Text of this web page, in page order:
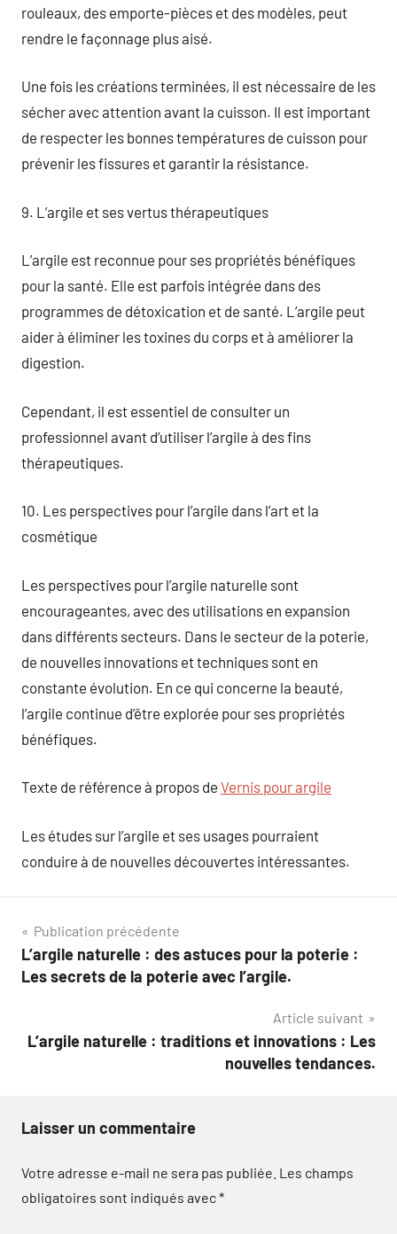
rouleaux, des emporte-pièces et des modèles, peut
rendre le façonnage plus aisé.
Une fois les créations terminées, il est nécessaire de les
sécher avec attention avant la cuisson. Il est important
de respecter les bonnes températures de cuisson pour
prévenir les fissures et garantir la résistance.
9. L’argile et ses vertus thérapeutiques
L’argile est reconnue pour ses propriétés bénéfiques
pour la santé. Elle est parfois intégrée dans des
programmes de détoxication et de santé. L’argile peut
aider à éliminer les toxines du corps et à améliorer la
digestion.
Cependant, il est essentiel de consulter un
professionnel avant d’utiliser l’argile à des fins
thérapeutiques.
10. Les perspectives pour l’argile dans l’art et la
cosmétique
Les perspectives pour l’argile naturelle sont
encourageantes, avec des utilisations en expansion
dans différents secteurs. Dans le secteur de la poterie,
de nouvelles innovations et techniques sont en
constante évolution. En ce qui concerne la beauté,
l’argile continue d’être explorée pour ses propriétés
bénéfiques.
Texte de référence à propos de Vernis pour argile
Les études sur l’argile et ses usages pourraient
conduire à de nouvelles découvertes intéressantes.
Navigation
de
Publication précédente
L’argile naturelle : des astuces pour la poterie :
Les secrets de la poterie avec l’argile.
Article suivant
L’argile naturelle : traditions et innovations : Les
nouvelles tendances.
Laisser un commentaire
Votre adresse e-mail ne sera pas publiée. Les champs
obligatoires sont indiqués avec*